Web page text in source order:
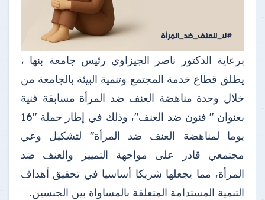
برعاية الدكتور ناصر الجيزاوي رئيس جامعة بنها ،
يطلق قطاع خدمة المجتمع وتنمية البيئة بالجامعة من
خلال وحدة مناهضة العنف ضد المرأة مسابقة فنية
بعنوان " فنون ضد العنف"، وذلك في إطار حملة "16
يوما لمناهضة العنف ضد المرأة" لتشكيل وعي
مجتمعي قادر على مواجهة التمييز والعنف ضد
المرأة، مما يجعلها شريكا أساسيا في تحقيق أهداف
التنمية المستدامة المتعلقة بالمساواة بين الجنسين.